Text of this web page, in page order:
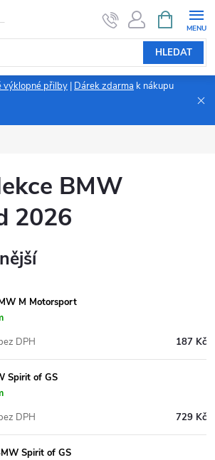
HLEDAT
NÁKUPNÍ
KOŠÍK
výklopné přilby Dárek zdarma k nákupu
BMW
2026
M Motorsport
187 Kč
DPH
Spirit of GS
729 Kč
DPH
Spirit of GS